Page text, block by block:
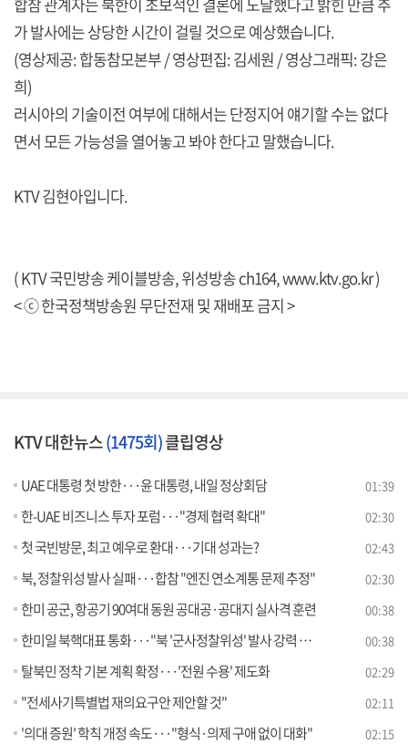
가 발사에는 상당한 시간이 걸릴 것으로 예상했습니다.
(영상제공: 합동참모본부 / 영상편집: 김세원 / 영상그래픽: 강은
희)
러시아의 기술이전 여부에 대해서는 단정지어 얘기할 수는 없다
면서 모든 가능성을 열어놓고 봐야 한다고 말했습니다.
KTV 김현아입니다.
( KTV 국민방송 케이블방송, 위성방송 ch164,www.ktv.go.kr)
< ⓒ 한국정책방송원 무단전재 및 재배포 금지 >
KTV 대한뉴스(1475회)클립영상
UAE 대통령 첫 방한···윤 대통령, 내일 정상회담 01:39
한-UAE 비즈니스 투자 포럼···"경제 협력 확대" 02:30
첫 국빈방문, 최고 예우로 환대···기대 성과는? 02:43
북, 정찰위성 발사 실패···합참 "엔진 연소계통 문제 추정" 02:30
한미 공군, 항공기 90여대 동원 공대공·공대지 실사격 훈련 00:38
한미일 북핵대표 통화···"북 '군사정찰위성' 발사 강력 규탄" 00:38
탈북민 정착 기본 계획 확정···'전원 수용' 제도화 02:29
"전세사기특별법 재의요구안 제안할 것" 02:11
'의대 증원' 학칙 개정 속도···"형식·의제 구애 없이 대화" 02:15